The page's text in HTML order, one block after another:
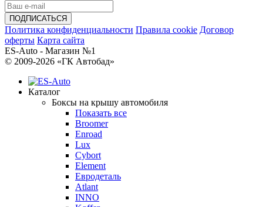
Политика конфиденциальности Правила cookie Договор
оферты Карта сайта
ES-Auto - Магазин №1
© 2009-2026 «ГК Автобад»
Каталог
Боксы на крышу автомобиля
Показать все
Broomer
Enroad
Lux
Cybort
Element
Евродеталь
Atlant
INNO